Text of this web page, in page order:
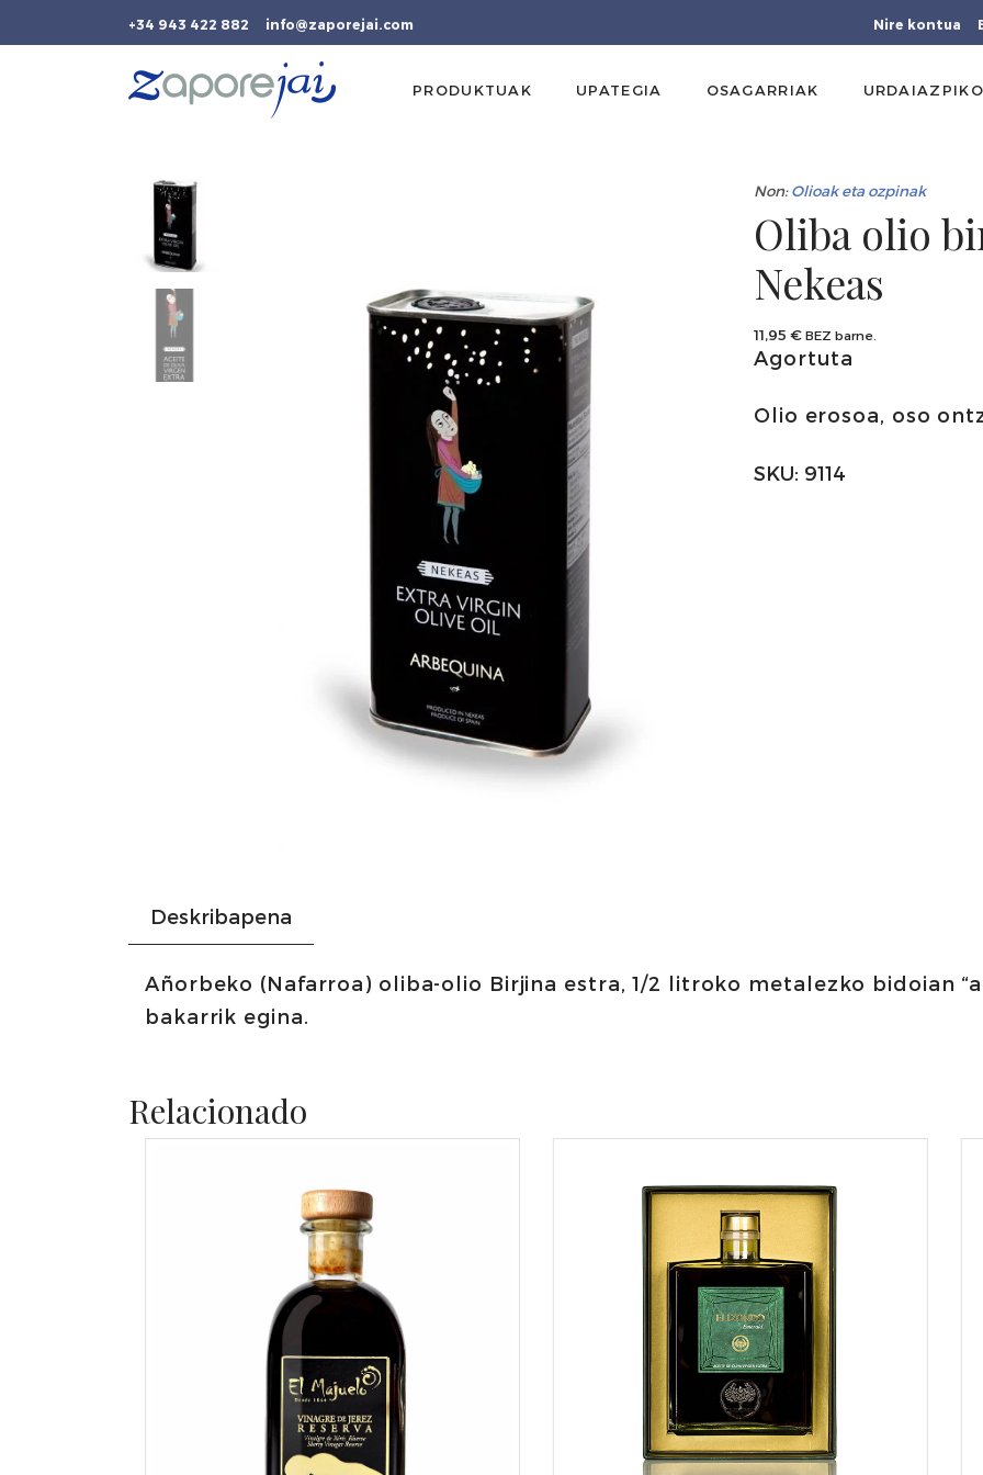
+34 943 422 882 info@zaporejai.com Nire kontua
PRODUKTUAK UPATEGIA OSAGARRIAK
Non:Olioak eta ozpinak
Oliba olio
Nekeas
11,95 € BEZ barne.
Agortuta
Olio erosoa, oso
SKU: 9114
Deskribapena
Añorbeko (Nafarroa) oliba-olio Birjina estra, 1/2 litroko metalezko bidoian
bakarrik egina.
Relacionado